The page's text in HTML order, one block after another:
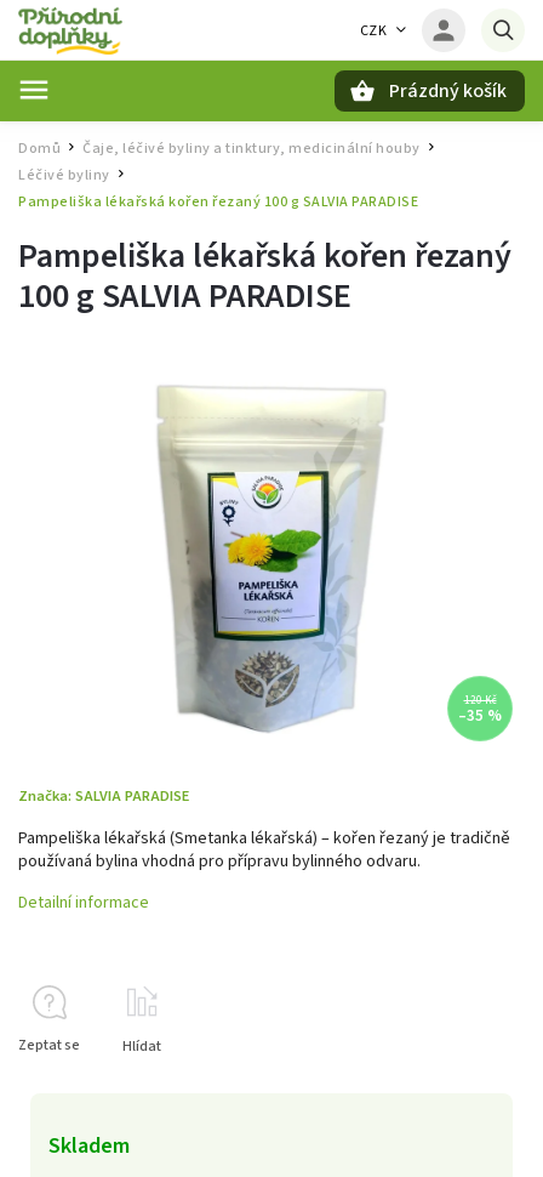
CZK
Prázdný košík
Domů / Čaje, léčivé byliny a tinktury, medicinální houby
Léčivé byliny
Pampeliška lékařská kořen řezaný 100 g SALVIA PARADISE
Pampeliška lékařská kořen řezaný
100 g SALVIA PARADISE
120 Kč
–35 %
Značka: SALVIA PARADISE
Skladem
Pampeliška lékařská (Smetanka lékařská) – kořen řezaný je tradičně
používaná bylina vhodná pro přípravu bylinného odvaru.
Detailní informace
Zeptat se Hlídat